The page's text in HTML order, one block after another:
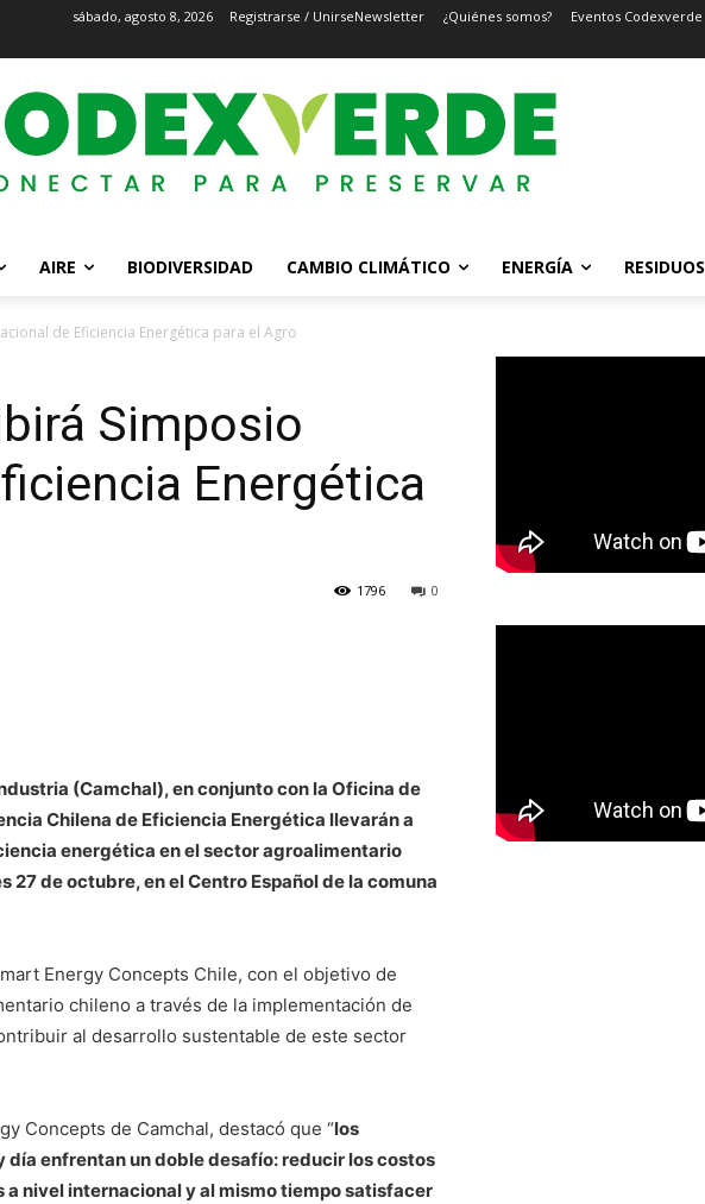
sábado, agosto 8, 2026 Registrarse / UnirseNewsletter ¿Quiénes somos? Eventos Codexverde
AIRE BIODIVERSIDAD CAMBIO CLIMÁTICO ENERGÍA RESIDUOS
de Eficiencia Energética para el Agro
Simposio
Energética
0
1796
(Camchal), en conjunto con la Oficina de
Chilena de Eficiencia Energética llevarán a
energética en el sector agroalimentario
27 de octubre, en el Centro Español de la comuna
Energy Concepts Chile, con el objetivo de
chileno a través de la implementación de
al desarrollo sustentable de este sector
Concepts de Camchal, destacó que “los
enfrentan un doble desafío: reducir los costos
nivel internacional y al mismo tiempo satisfacer